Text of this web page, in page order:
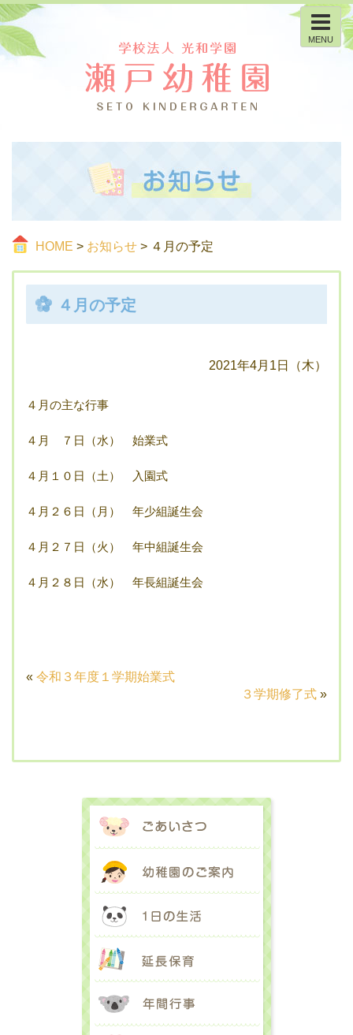
MENU
HOME > お知らせ > ４月の予定
４月の予定
2021年4月1日（木）
４月の主な行事
４月 ７日（水） 始業式
４月１０日（土） 入園式
４月２６日（月） 年少組誕生会
４月２７日（火） 年中組誕生会
４月２８日（水） 年長組誕生会
« 令和３年度１学期始業式
３学期修了式 »
ごあいさつ
幼稚園のご案内